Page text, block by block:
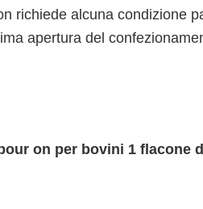
richiede alcuna condizione
apertura del
on per bovini 1 flacone